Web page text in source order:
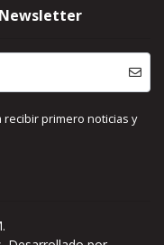
recibir primero noticias y